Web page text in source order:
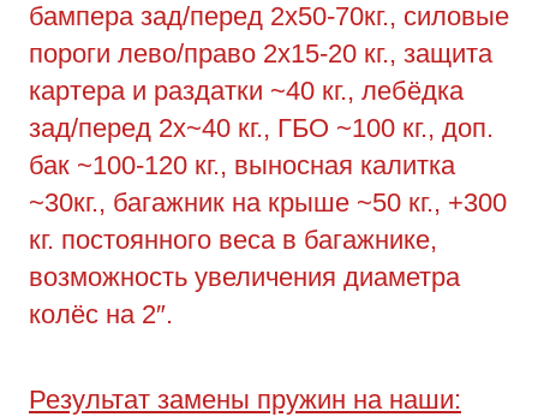
бампера зад/перед 2х50-70кг., силовые
пороги лево/право 2х15-20 кг., защита
картера и раздатки ~40 кг., лебёдка
зад/перед 2х~40 кг., ГБО ~100 кг., доп.
бак ~100-120 кг., выносная калитка
~30кг., багажник на крыше ~50 кг., +300
кг. постоянного веса в багажнике,
возможность увеличения диаметра
колёс на 2″.
Результат замены пружин на наши: